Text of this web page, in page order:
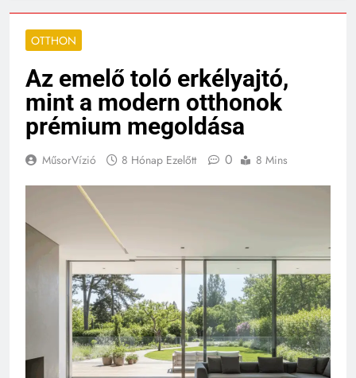
OTTHON
Az emelő toló erkélyajtó,
mint a modern otthonok
prémium megoldása
MűsorVízió 8 Hónap Ezelőtt 0 8 Mins